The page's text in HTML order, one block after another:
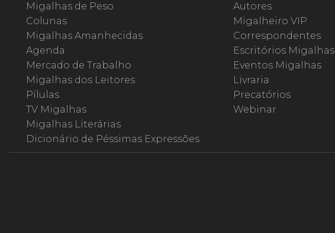
Migalhas de Peso
Colunas
Migalhas Amanhecidas
Agenda
Mercado de Trabalho
Migalhas dos Leitores
Pílulas
TV Migalhas
Migalhas Literárias
Dicionário de Péssimas Expressões
Autores
Migalheiro VIP
Correspondentes
Escritórios Migalhas
Eventos Migalhas
Livraria
Precatórios
Webinar